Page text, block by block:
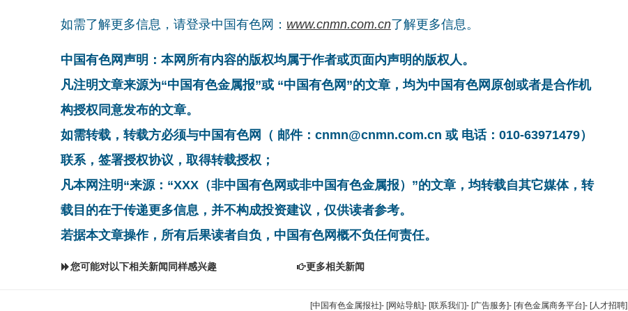
如需了解更多信息，请登录中国有色网： www.cnmn.com.cn了解更多信息。
中国有色网声明：本网所有内容的版权均属于作者或页面内声明的版权人。
凡注明文章来源为“中国有色金属报”或 “中国有色网”的文章，均为中国有色网原创或者是合作机
构授权同意发布的文章。
如需转载，转载方必须与中国有色网（ 邮件：cnmn@cnmn.com.cn 或 电话：010-63971479）
联系，签署授权协议，取得转载授权；
凡本网注明“来源：“XXX（非中国有色网或非中国有色金属报）”的文章，均转载自其它媒体，转
载目的在于传递更多信息，并不构成投资建议，仅供读者参考。
若据本文章操作，所有后果读者自负，中国有色网概不负任何责任。
您可能对以下相关新闻同样感兴趣 更多相关新闻
[中国有色金属报社]- [网站导航]- [联系我们]- [广告服务]- [有色金属商务平台]- [人才招聘]